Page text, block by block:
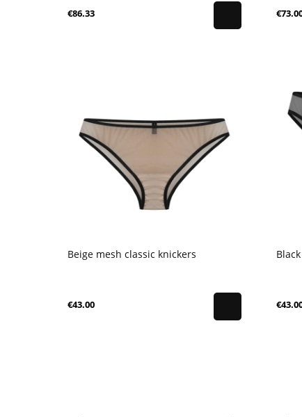
€86.33
Beige mesh classic knickers
€43.00